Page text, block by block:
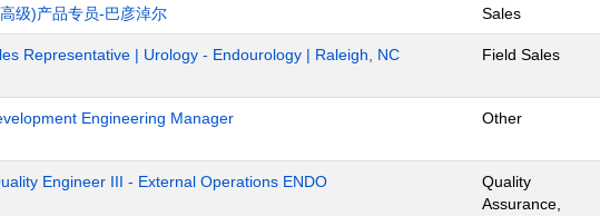
级)产品专员-巴彦淖尔 Sales
Representative | Urology - Endourology | Raleigh, NC Field Sales
Engineering Manager Other
Engineer III - External Operations ENDO
Quality
Assurance,